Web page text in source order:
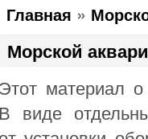
Главная »
Морской
Этот материал о
В виде